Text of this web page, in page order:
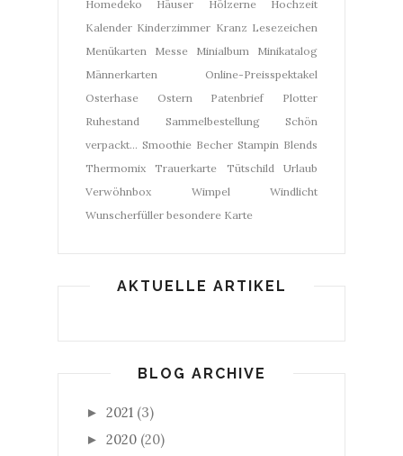
Homedeko
Häuser
Hölzerne Hochzeit
Kalender Kinderzimmer Kranz Lesezeichen
Menükarten
Messe Minialbum
Minikatalog
Männerkarten
Online-Preisspektakel
Osterhase
Ostern Patenbrief
Plotter
Ruhestand
Sammelbestellung
Schön
verpackt... Smoothie Becher Stampin Blends
Thermomix
Trauerkarte Tütschild
Urlaub
Verwöhnbox
Wimpel
Windlicht
Wunscherfüller besondere Karte
AKTUELLE ARTIKEL
BLOG ARCHIVE
► 2021 (3)
► 2020 (20)